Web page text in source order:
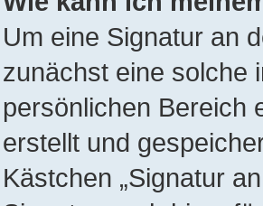
Um eine Signatur an
zunächst eine solche
persönlichen Bereich
erstellt und
Kästchen „Signatur